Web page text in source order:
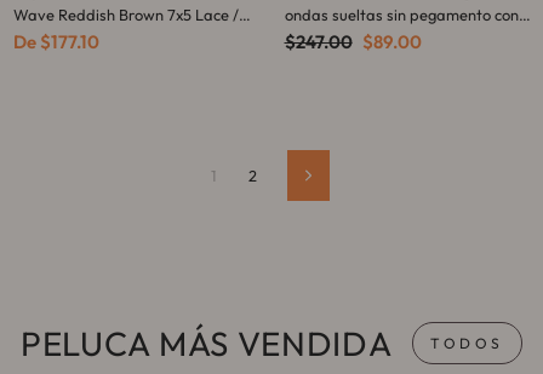
Wave Reddish Brown 7x5 Lace /
13x4 Lace Front Wigs Dark Auburn
De $177.10
ondas sueltas sin pegamento con
flequillo de cortina Peluca de encaje
Precio
$247.00 Precio
$89.00
1 2 Siguiente
PELUCA MÁS VENDIDA TODOS